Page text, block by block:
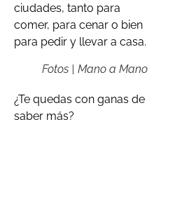
ciudades, tanto para
comer, para cenar o bien
para pedir y llevar a casa.
Fotos | Mano a Mano
¿Te quedas con ganas de
saber más?